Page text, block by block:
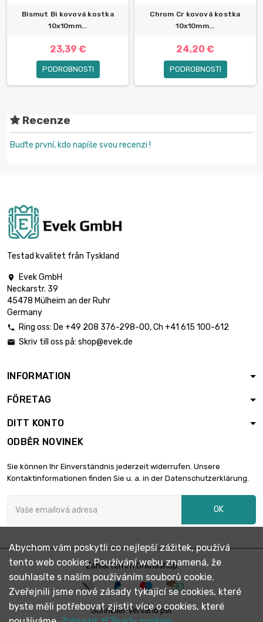
Bismut Bi kovová kostka
10x10mm...
23,39 €
PODROBNOSTI
Chrom Cr kovová kostka
10x10mm...
24,20 €
PODROBNOSTI
Recenze
Buďte první, kdo napíše svou recenzi !
Testad kvalitet från Tyskland

Evek GmbH
Neckarstr. 39
45478 Mülheim an der Ruhr
Germany
 Ring oss: De +49 208 376-298-00, Ch +41 615 100-612
 Skriv till oss på: shop@evek.de
INFORMATION
FÖRETAG
DITT KONTO
ODBĚR NOVINEK
Sie können Ihr Einverständnis jederzeit widerrufen. Unsere
Kontaktinformationen finden Sie u. a. in der Datenschutzerklärung.
OK
Zahlarten im Onlineshop
Schneller Versand per
Abychom vám poskytli co nejlepší zážitek, používá
tento web cookies. Používání webu znamená, že
souhlasíte s naším používáním souborů cookie.
Zveřejnili jsme nové zásady týkající se cookies, které
byste měli potřebovat zjistit více o cookies, které